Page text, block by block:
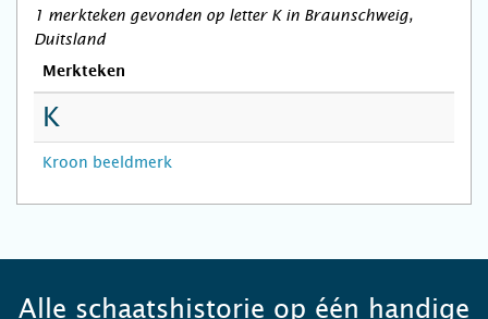
1 merkteken gevonden op letter K in Braunschweig,
Duitsland
Merkteken
K
Kroon beeldmerk
Alle schaatshistorie op één handige